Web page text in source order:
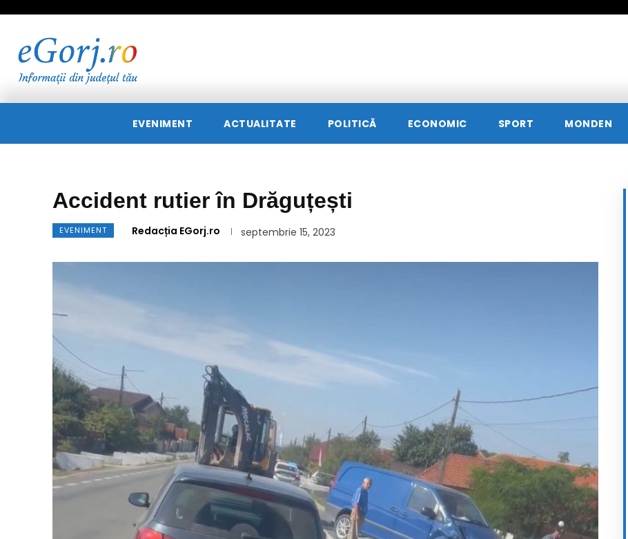
EVENIMENT ACTUALITATE POLITICĂ ECONOMIC SPORT MONDEN
Accident rutier în Drăguțești
EVENIMENT Redacția EGorj.ro septembrie 15, 2023